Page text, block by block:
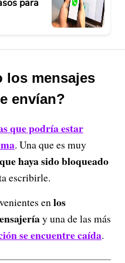
para
los mensajes
envían?
que podría estar
. Una que es muy
haya sido bloqueado
escribirle.
enlos
y una de las más
se encuentre caída.